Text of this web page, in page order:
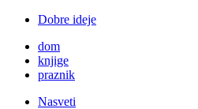
Dobre ideje
dom
knjige
praznik
Nasveti